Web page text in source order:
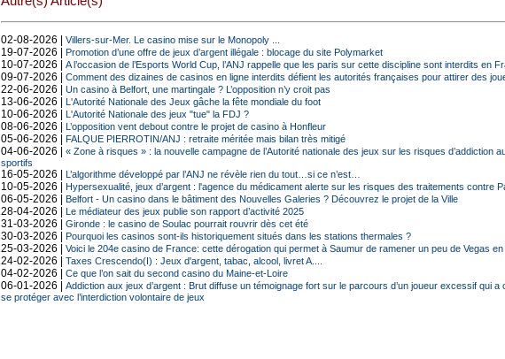
02-08-2026 | Villers-sur-Mer. Le casino mise sur le Monopoly ...
19-07-2026 | Promotion d’une offre de jeux d’argent illégale : blocage du site Polymarket
10-07-2026 | A l’occasion de l’Esports World Cup, l’ANJ rappelle que les paris sur cette discipline sont interdits en
09-07-2026 | Comment des dizaines de casinos en ligne interdits défient les autorités françaises pour attirer des
22-06-2026 | Un casino à Belfort, une martingale ? L’opposition n’y croit pas
13-06-2026 | L'Autorité Nationale des Jeux gâche la fête mondiale du foot
10-06-2026 | L'Autorité Nationale des jeux "tue" la FDJ ?
08-06-2026 | L’opposition vent debout contre le projet de casino à Honfleur
05-06-2026 | FALQUE PIERROTIN/ANJ : retraite méritée mais bilan très mitigé
04-06-2026 |
« Zone à risques » : la nouvelle campagne de l’Autorité nationale des jeux sur les risques d’addiction
sportifs
16-05-2026 | L’algorithme développé par l’ANJ ne révèle rien du tout…si ce n’est…
10-05-2026 | Hypersexualité, jeux d’argent : l'agence du médicament alerte sur les risques des traitements contre
06-05-2026 | Belfort - Un casino dans le bâtiment des Nouvelles Galeries ? Découvrez le projet de la Ville
28-04-2026 | Le médiateur des jeux publie son rapport d’activité 2025
31-03-2026 | Gironde : le casino de Soulac pourrait rouvrir dès cet été
30-03-2026 | Pourquoi les casinos sont-ils historiquement situés dans les stations thermales ?
25-03-2026 | Voici le 204e casino de France: cette dérogation qui permet à Saumur de ramener un peu de Vegas en
24-02-2026 | Taxes Crescendo(I) : Jeux d'argent, tabac, alcool, livret A....
04-02-2026 | Ce que l’on sait du second casino du Maine-et-Loire
06-01-2026 |
Addiction aux jeux d’argent : Brut diffuse un témoignage fort sur le parcours d’un joueur excessif qui a
se protéger avec l’interdiction volontaire de jeux